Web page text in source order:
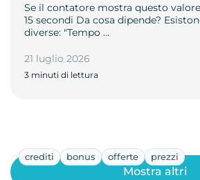
Se il contatore mostra questo
15 secondi Da cosa dipende?
diverse: "Tempo …
21 luglio 2026
3 minuti di lettura
crediti bonus offerte prezzi
Mostra altri